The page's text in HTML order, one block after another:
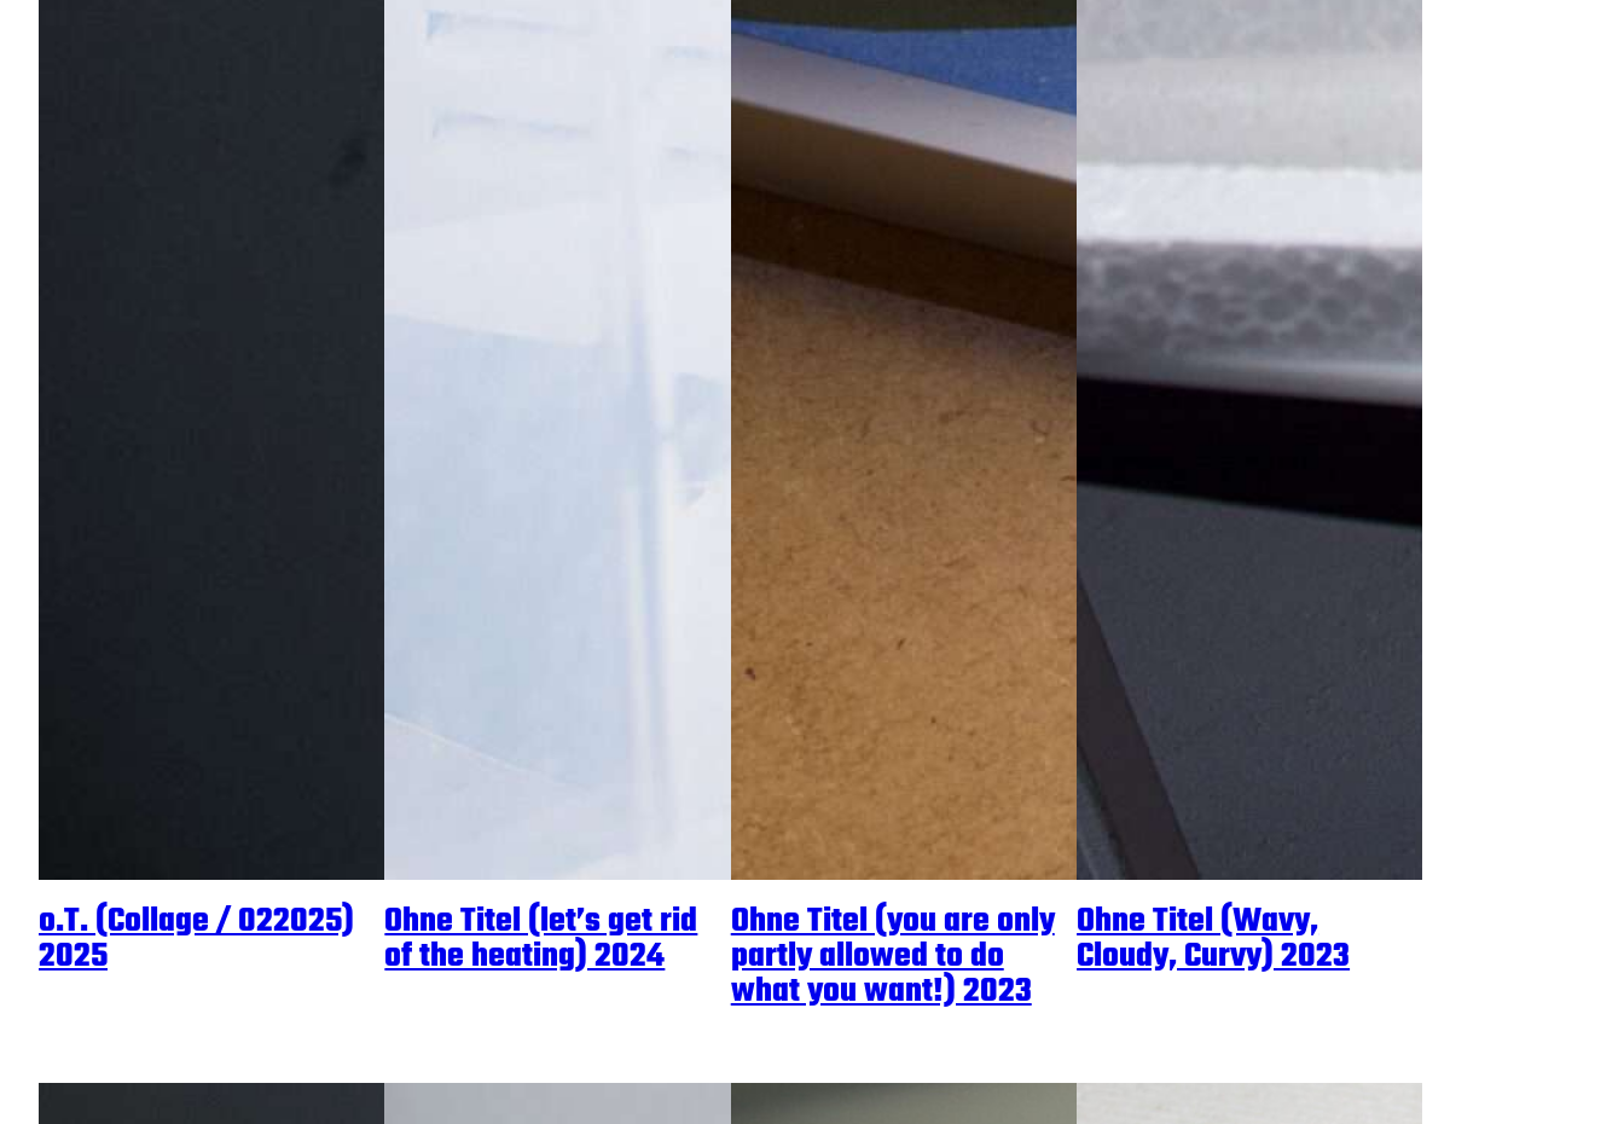
o.T. (Collage / 022025)
2025
Ohne Titel (let’s get rid
of the heating) 2024
Ohne Titel (you are only
partly allowed to do
what you want!) 2023
Ohne Titel (Wavy,
Cloudy, Curvy) 2023